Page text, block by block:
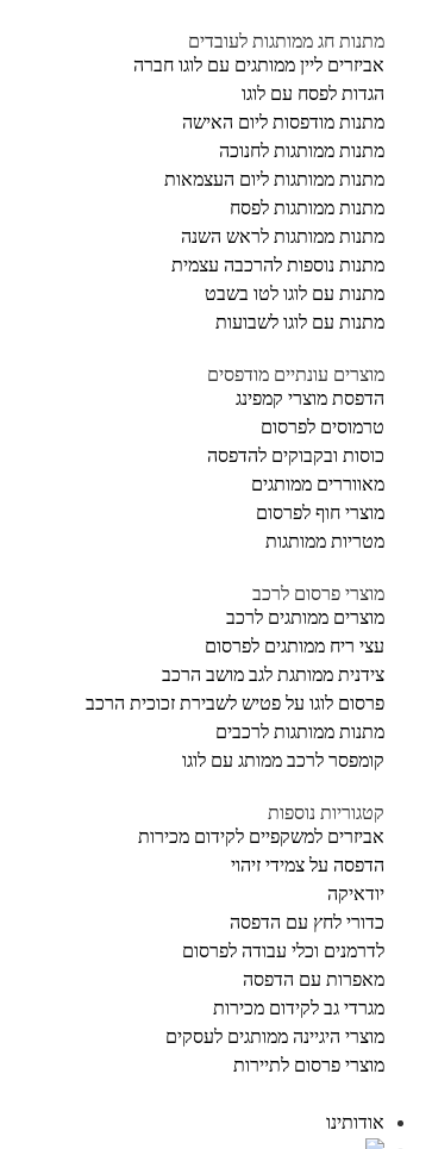
מתנות חג ממותגות לעובדים
אביזרים ליין ממותגים עם לוגו חברה
הגדות לפסח עם לוגו
מתנות מודפסות ליום האישה
מתנות ממותגות לחנוכה
מתנות ממותגות ליום העצמאות
מתנות ממותגות לפסח
מתנות ממותגות לראש השנה
מתנות נוספות להרכבה עצמית
מתנות עם לוגו לטו בשבט
מתנות עם לוגו לשבועות
מוצרים עונתיים מודפסים
הדפסת מוצרי קמפינג
טרמוסים לפרסום
כוסות ובקבוקים להדפסה
מאווררים ממותגים
מוצרי חוף לפרסום
מטריות ממותגות
מוצרי פרסום לרכב
מוצרים ממותגים לרכב
עצי ריח ממותגים לפרסום
צידנית ממותגת לגב מושב הרכב
פרסום לוגו על פטיש לשבירת זכוכית הרכב
מתנות ממותגות לרכבים
קומפסר לרכב ממותג עם לוגו
קטגוריות נוספות
אביזרים למשקפיים לקידום מכירות
הדפסה על צמידי זיהוי
יודאיקה
כדורי לחץ עם הדפסה
לדרמנים וכלי עבודה לפרסום
מאפרות עם הדפסה
מגרדי גב לקידום מכירות
מוצרי היגיינה ממותגים לעסקים
מוצרי פרסום לתיירות
אודותינו